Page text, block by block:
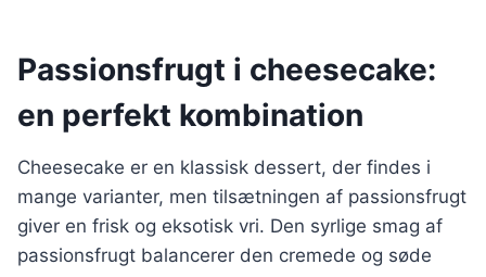
Passionsfrugt i cheesecake:
en perfekt kombination
Cheesecake er en klassisk dessert, der findes i
mange varianter, men tilsætningen af passionsfrugt
giver en frisk og eksotisk vri. Den syrlige smag af
passionsfrugt balancerer den cremede og søde